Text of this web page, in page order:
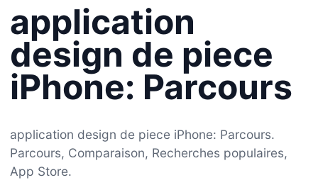
application
design de piece
iPhone: Parcours
application design de piece iPhone: Parcours.
Parcours, Comparaison, Recherches populaires,
App Store.